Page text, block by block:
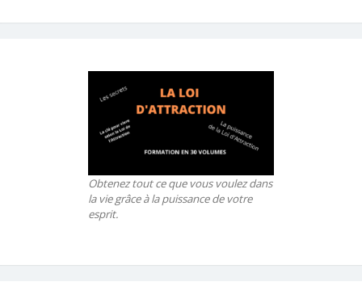
Obtenez tout ce que vous voulez dans
la vie grâce à la puissance de votre
esprit.